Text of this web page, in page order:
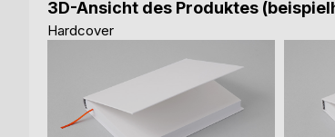
3D-Ansicht des Produktes
Hardcover